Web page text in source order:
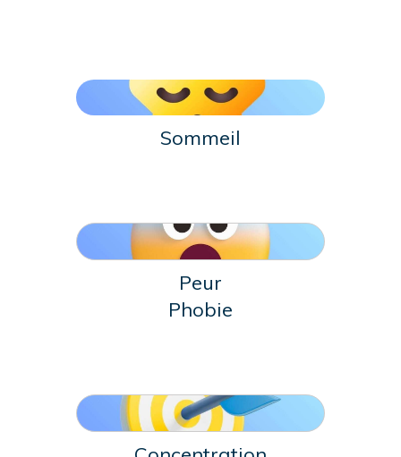
Sommeil
Peur
Phobie